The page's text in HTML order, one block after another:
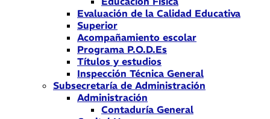
Evaluación de la Calidad Educativa
Superior
Acompañamiento escolar
Programa P.O.D.Es
Títulos y estudios
Inspección Técnica General
Subsecretaría de Administración
Administración
Contaduría General